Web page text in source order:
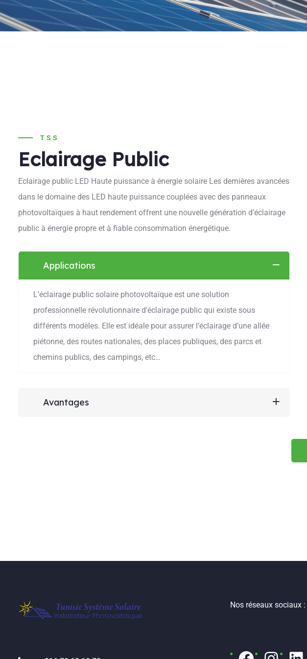
TSS
Eclairage Public
Eclairage public LED Haute puissance à énergie solaire Les dernières avancées
dans le domaine des LED haute puissance couplées avec des panneaux
photovoltaïques à haut rendement offrent une nouvelle génération d’éclairage
public à énergie propre et à fiable consommation énergétique.
Applications
L’éclairage public solaire photovoltaïque est une solution
professionnelle révolutionnaire d’éclairage public qui existe sous
différents modèles. Elle est idéale pour assurer l’éclairage d’une allée
piétonne, des routes nationales, des places publiques, des parcs et
chemins publics, des campings, etc…
Avantages
Nos réseaux sociaux :